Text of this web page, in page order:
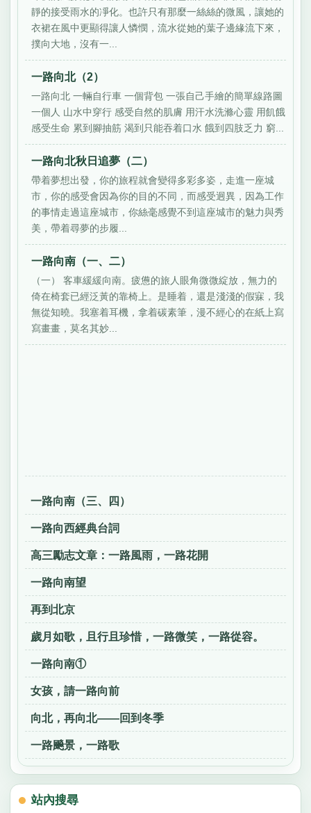
靜的接受雨水的凈化。也許只有那麼一絲絲的微風，讓她的
衣裙在風中更顯得讓人憐憫，流水從她的葉子邊緣流下來，
撲向大地，沒有一...
一路向北（2）
一路向北 一輛自行車 一個背包 一張自己手繪的簡單線路圖
一個人 山水中穿行 感受自然的肌膚 用汗水洗滌心靈 用飢餓
感受生命 累到腳抽筋 渴到只能吞着口水 餓到四肢乏力 窮...
一路向北秋日追夢（二）
帶着夢想出發，你的旅程就會變得多彩多姿，走進一座城
市，你的感受會因為你的目的不同，而感受迥異，因為工作
的事情走過這座城市，你絲毫感覺不到這座城市的魅力與秀
美，帶着尋夢的步履...
一路向南（一、二）
（一） 客車緩緩向南。疲憊的旅人眼角微微綻放，無力的
倚在椅套已經泛黃的靠椅上。是睡着，還是淺淺的假寐，我
無從知曉。我塞着耳機，拿着碳素筆，漫不經心的在紙上寫
寫畫畫，莫名其妙...
一路向南（三、四）
一路向西經典台詞
高三勵志文章：一路風雨，一路花開
一路向南望
再到北京
歲月如歌，且行且珍惜，一路微笑，一路從容。
一路向南①
女孩，請一路向前
向北，再向北——回到冬季
一路飈景，一路歌
站內搜尋